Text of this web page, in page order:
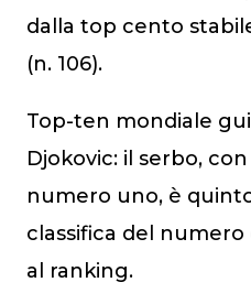
dalla top cento
(n. 106).
Top-ten mondiale
Djokovic: il serbo,
numero uno, è
classifica del
al ranking.